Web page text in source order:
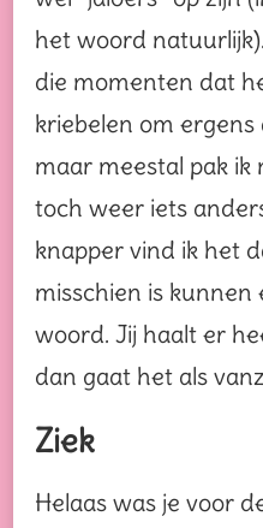
het woord
die momenten dat
kriebelen om
maar meestal pak
toch weer iets
knapper vind ik het
misschien is
woord. Jij haalt er
dan gaat het als
Ziek
Helaas was je voor